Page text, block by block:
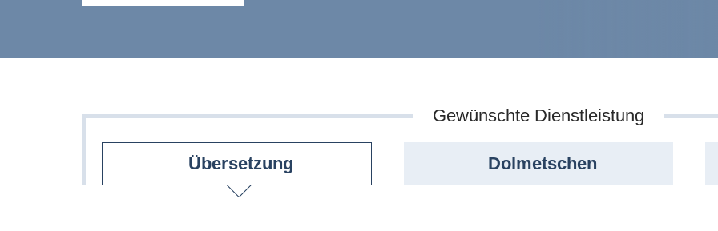
Gewünschte Dienstleistung
Übersetzung Dolmetschen